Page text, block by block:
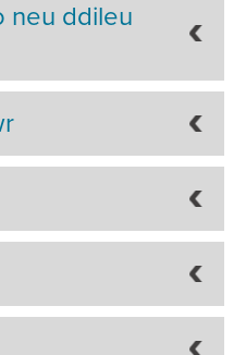
neu ddileu